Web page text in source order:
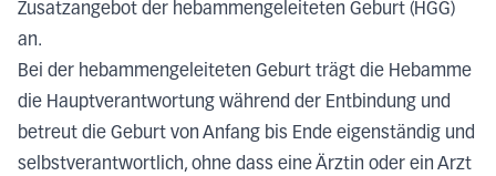
Zusatzangebot der hebammengeleiteten Geburt (HGG)
an.
Bei der hebammengeleiteten Geburt trägt die Hebamme
die Hauptverantwortung während der Entbindung und
betreut die Geburt von Anfang bis Ende eigenständig und
selbstverantwortlich, ohne dass eine Ärztin oder ein Arzt